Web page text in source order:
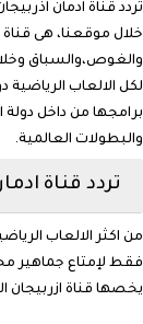
خلال موقعنا، هى قناة
والغوص،والسباق
لكل الالعاب
برامجها من داخل دولة
والبطولات العالمية.
تردد قناة
من اكثر الالعاب
فقط لإمتاع جماهير
يخصها قناة ازربيجان